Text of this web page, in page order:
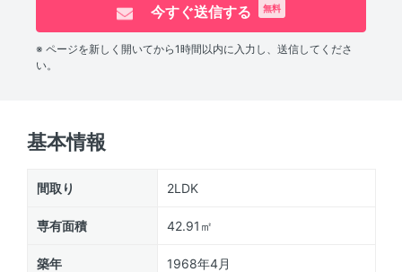
今すぐ送信する 無料
※ ページを新しく開いてから1時間以内に入力し、送信してくださ
い。
基本情報
間取り 2LDK
専有面積 42.91㎡
築年 1968年4月